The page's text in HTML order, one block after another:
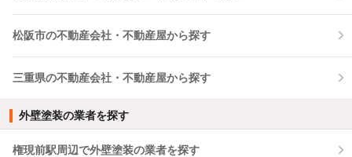
松阪市の不動産会社・不動産屋から探す
三重県の不動産会社・不動産屋から探す
外壁塗装の業者を探す
権現前駅周辺で外壁塗装の業者を探す